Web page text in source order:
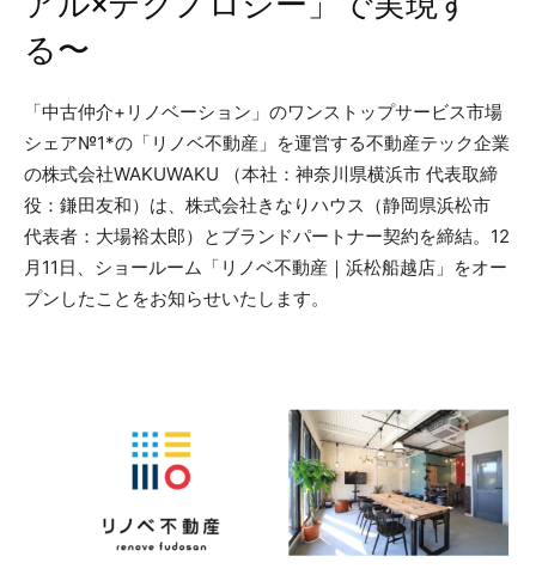
る〜
「中古仲介+リノベーション」のワンストップサービス市場
シェア№1*の「リノベ不動産」を運営する不動産テック企業
の株式会社WAKUWAKU （本社：神奈川県横浜市 代表取締
役：鎌田友和）は、株式会社きなりハウス（静岡県浜松市
代表者：大場裕太郎）とブランドパートナー契約を締結。12
月11日、ショールーム「リノベ不動産｜浜松船越店」をオー
プンしたことをお知らせいたします。